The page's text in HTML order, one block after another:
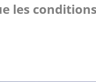
les